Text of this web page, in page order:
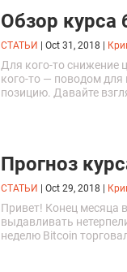
Обзор курса
СТАТЬИ Oct 31, 2018
Для кого-то снижение
кого-то — поводом
позицию. Давайте
Прогноз
СТАТЬИ Oct 29, 2018
Привет! Конец месяца
выдавливать
неделю Bitcoin